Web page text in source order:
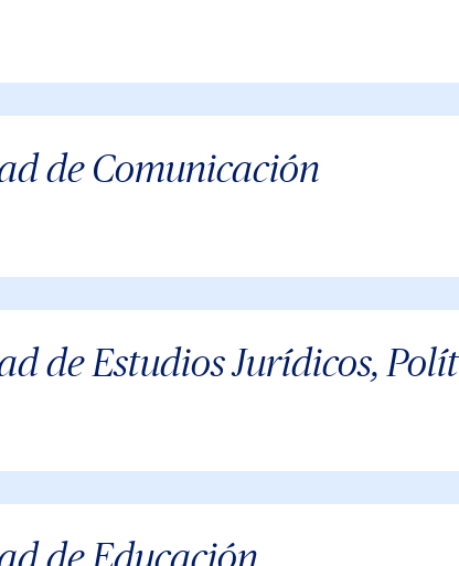
de Comunicación
de Estudios Jurídicos,
de Educación